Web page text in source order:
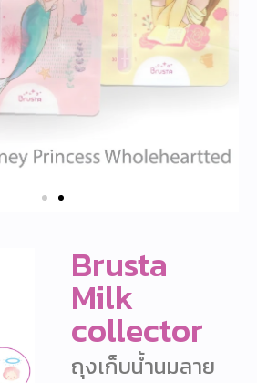
Brusta
Milk
collector​
ถุงเก็บน้ำนมลาย